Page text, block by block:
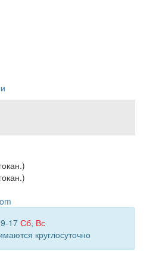
17 Сб, Вс
круглосуточно